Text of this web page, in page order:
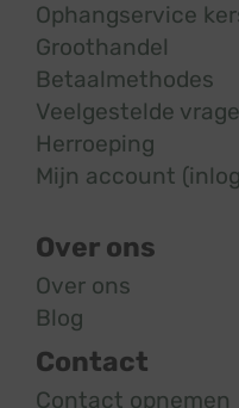
Ophangservice
Groothandel
Betaalmethodes
Veelgestelde
Herroeping
Mijn account
Over ons
Over ons
Blog
Contact
Contact opnemen